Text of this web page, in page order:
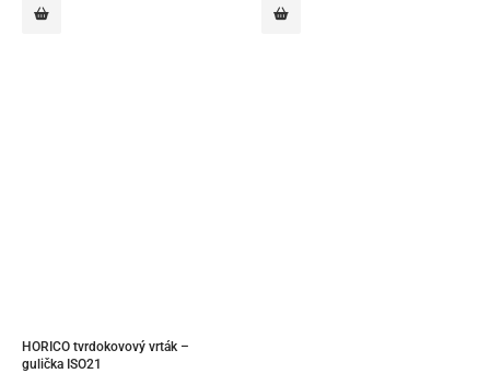
HORICO tvrdokovový vrták –
gulička ISO21